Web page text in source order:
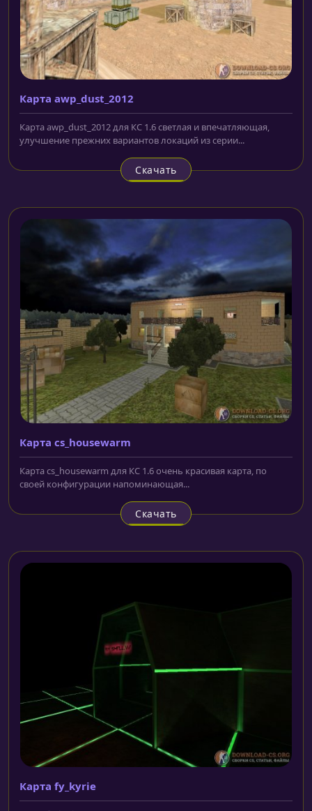
Карта awp_dust_2012
Карта awp_dust_2012 для КС 1.6 светлая и впечатляющая,
улучшение прежних вариантов локаций из серии...
Скачать
Карта cs_housewarm
Карта cs_housewarm для КС 1.6 очень красивая карта, по
своей конфигурации напоминающая...
Скачать
Карта fy_kyrie